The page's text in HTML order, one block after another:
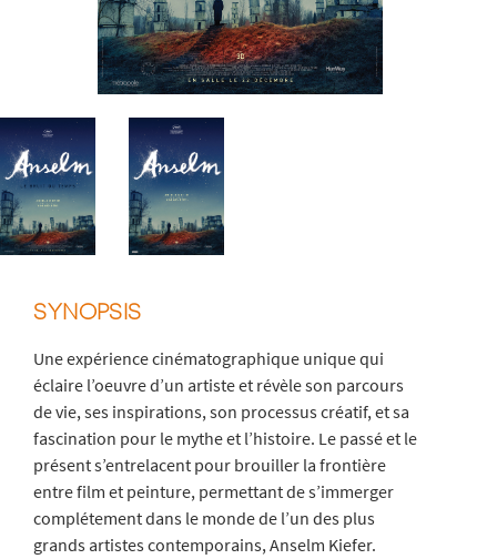
SYNOPSIS
Une expérience cinématographique unique qui
éclaire l’oeuvre d’un artiste et révèle son parcours
de vie, ses inspirations, son processus créatif, et sa
fascination pour le mythe et l’histoire. Le passé et le
présent s’entrelacent pour brouiller la frontière
entre film et peinture, permettant de s’immerger
complétement dans le monde de l’un des plus
grands artistes contemporains, Anselm Kiefer.